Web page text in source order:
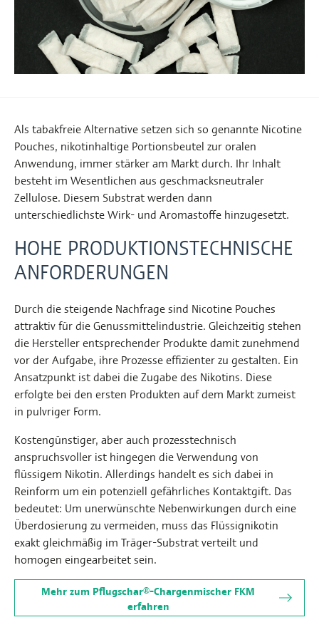
Als tabakfreie Alternative setzen sich so genannte Nicotine
Pouches, nikotinhaltige Portionsbeutel zur oralen
Anwendung, immer stärker am Markt durch. Ihr Inhalt
besteht im Wesentlichen aus geschmacksneutraler
Zellulose. Diesem Substrat werden dann
unterschiedlichste Wirk- und Aromastoffe hinzugesetzt.
HOHE PRODUKTIONSTECHNISCHE
ANFORDERUNGEN
Durch die steigende Nachfrage sind Nicotine Pouches
attraktiv für die Genussmittelindustrie. Gleichzeitig stehen
die Hersteller entsprechender Produkte damit zunehmend
vor der Aufgabe, ihre Prozesse effizienter zu gestalten. Ein
Ansatzpunkt ist dabei die Zugabe des Nikotins. Diese
erfolgte bei den ersten Produkten auf dem Markt zumeist
in pulvriger Form.
Kostengünstiger, aber auch prozesstechnisch
anspruchsvoller ist hingegen die Verwendung von
flüssigem Nikotin. Allerdings handelt es sich dabei in
Reinform um ein potenziell gefährliches Kontaktgift. Das
bedeutet: Um unerwünschte Nebenwirkungen durch eine
Überdosierung zu vermeiden, muss das Flüssignikotin
exakt gleichmäßig im Träger-Substrat verteilt und
homogen eingearbeitet sein.
Mehr zum Pflugschar®-Chargenmischer FKM
erfahren